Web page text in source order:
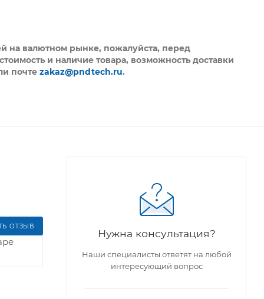
на валютном рынке, пожалуйста, перед
и наличие товара, возможность доставки
почтеzakaz@pndtech.ru.
ОТЗЫВ
Нужна консультация?
Наши специалисты ответят на любой
интересующий вопрос